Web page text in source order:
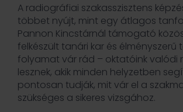
A radiográfiai szakasszisztens
többet nyújt, mint egy átlagos
Pannon Kincstárnál támogató
felkészült tanári kar és élményszerű
folyamat vár rád – oktatóink valódi
lesznek, akik minden helyzetben
pontosan tudják, mit vár el a
szükséges a sikeres vizsgához.